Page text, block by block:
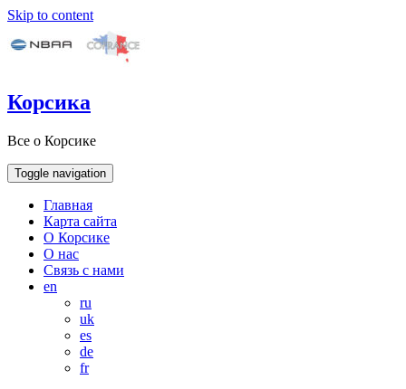
Skip to content
Корсика
Все о Корсике
Toggle navigation
Главная
Карта сайта
О Корсике
О нас
Связь с нами
en
ru
uk
es
de
fr